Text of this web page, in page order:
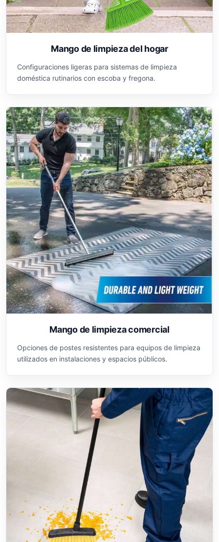
Mango de limpieza del hogar
Configuraciones ligeras para sistemas de limpieza
doméstica rutinarios con escoba y fregona.
Mango de limpieza comercial
Opciones de postes resistentes para equipos de limpieza
utilizados en instalaciones y espacios públicos.